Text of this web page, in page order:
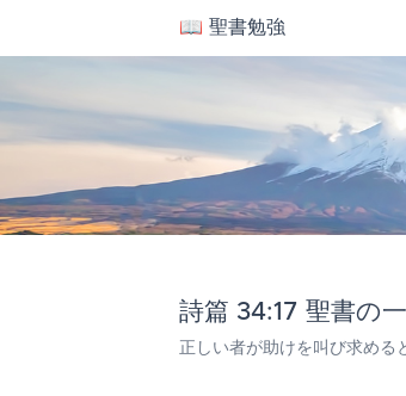
📖 聖書勉強
詩篇 34:17 聖書の
正しい者が助けを叫び求める